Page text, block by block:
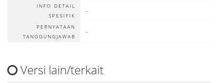
INFO DETAIL
SPESIFIK
-
PERNYATAAN
TANGGUNGJAWAB
-
Versi lain/terkait